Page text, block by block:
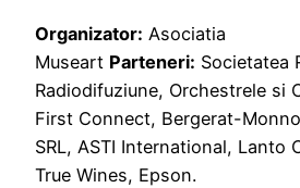
Organizator: Asociatia
Museart Parteneri: Societatea
Radiodifuziune, Orchestrele si
First Connect, Bergerat-
SRL, ASTI International, Lanto
True Wines, Epson.